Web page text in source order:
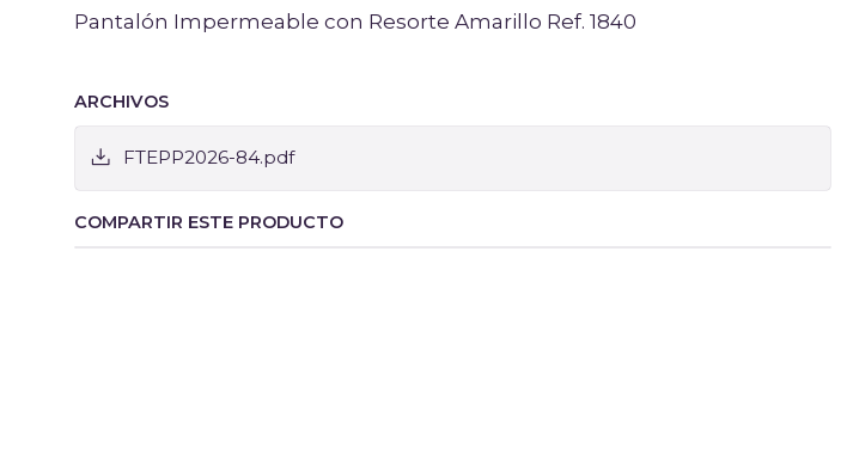
Pantalón Impermeable con Resorte Amarillo Ref. 1840
ARCHIVOS
FTEPP2026-84.pdf
COMPARTIR ESTE PRODUCTO